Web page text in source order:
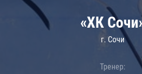
«ХК
г. Сочи
Тренер: